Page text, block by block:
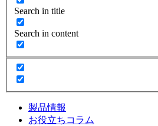
Search in title
Search in content
製品情報
お役立ちコラム